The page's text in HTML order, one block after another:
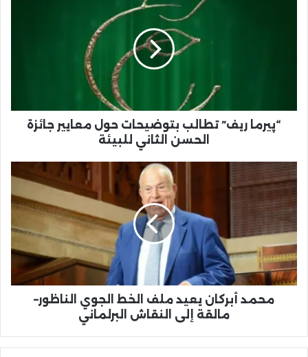
الثاني
للبيئة“پيرما ريف” تطالب بتوضيحات حول معايير جائزة
الحسن الثاني للبيئة
محمد
أبركان
يعيد
ملف
الخط
الناظور–
مالقة
إلى
النقاشمحمد أبركان يعيد ملف الخط الجوي الناظور–
مالقة إلى النقاش البرلماني